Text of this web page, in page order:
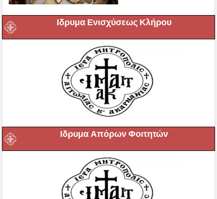
Ιδρυμα Ενισχύσεως Κλήρου
Ιδρυμα Απόρων Φοιτητών